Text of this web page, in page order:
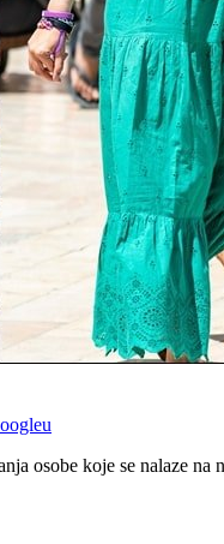
osobe koje se nalaze